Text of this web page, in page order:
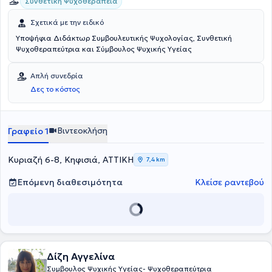
Σχετικά με την ειδικό
Υποψήφια Διδάκτωρ Συμβουλευτικής Ψυχολογίας, Συνθετική
Ψυχοθεραπεύτρια και Σύμβουλος Ψυχικής Υγείας
Απλή συνεδρία
Δες το κόστος
Γραφείο 1 Βιντεοκλήση
Κυριαζή 6-8, Κηφισιά, ΑΤΤΙΚΗ 7,4 km
Επόμενη διαθεσιμότητα Κλείσε ραντεβού
Δίζη Αγγελίνα
Συμβουλος Ψυχικής Υγείας- Ψυχοθεραπεύτρια